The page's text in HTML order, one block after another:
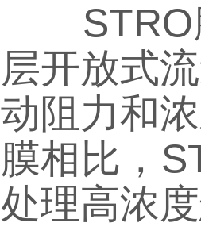
STRO膜
层开放式
动阻力和
膜相比，
处理高浓